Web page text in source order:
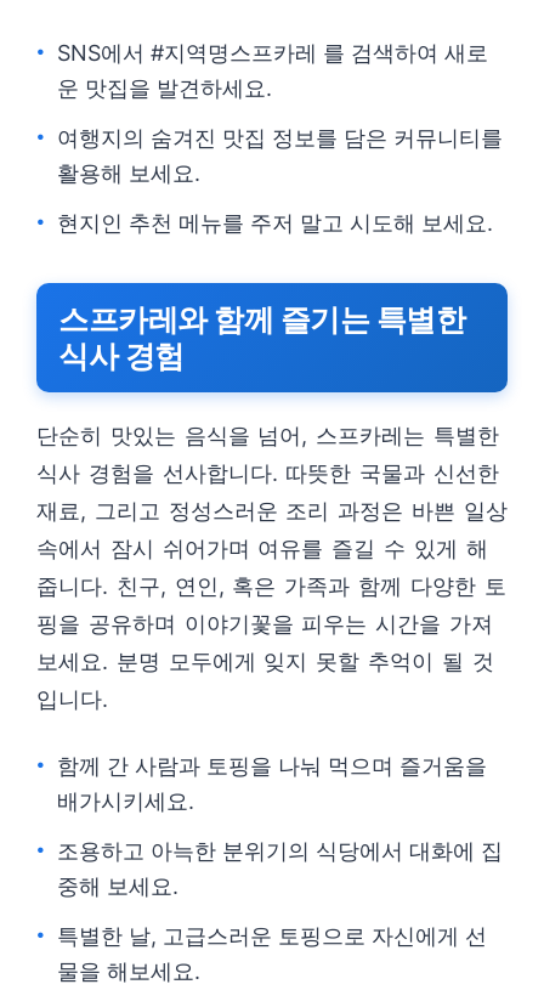
SNS에서 #지역명스프카레 를 검색하여 새로
운 맛집을 발견하세요.
여행지의 숨겨진 맛집 정보를 담은 커뮤니티를
활용해 보세요.
현지인 추천 메뉴를 주저 말고 시도해 보세요.
스프카레와 함께 즐기는 특별한
식사 경험
단순히 맛있는 음식을 넘어, 스프카레는 특별한
식사 경험을 선사합니다. 따뜻한 국물과 신선한
재료, 그리고 정성스러운 조리 과정은 바쁜 일상
속에서 잠시 쉬어가며 여유를 즐길 수 있게 해
줍니다. 친구, 연인, 혹은 가족과 함께 다양한 토
핑을 공유하며 이야기꽃을 피우는 시간을 가져
보세요. 분명 모두에게 잊지 못할 추억이 될 것
입니다.
함께 간 사람과 토핑을 나눠 먹으며 즐거움을
배가시키세요.
조용하고 아늑한 분위기의 식당에서 대화에 집
중해 보세요.
특별한 날, 고급스러운 토핑으로 자신에게 선
물을 해보세요.